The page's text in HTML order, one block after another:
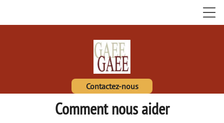
Contactez-nous
Comment nous aider